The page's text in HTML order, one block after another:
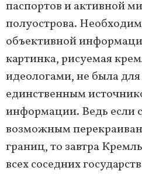
паспортов и активной
полуострова.
объективной
картинка, рисуемая
идеологами, не была для
единственным
информации. Ведь если
возможным
границ, то завтра
всех соседних